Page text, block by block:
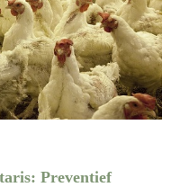
Preventief